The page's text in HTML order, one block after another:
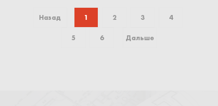
Назад 1 2 3 4
5 6 Дальше